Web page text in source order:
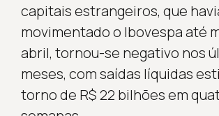
capitais estrangeiros, que
movimentado o Ibovespa até
abril, tornou-se negativo nos
meses, com saídas líquidas
torno de R$ 22 bilhões em